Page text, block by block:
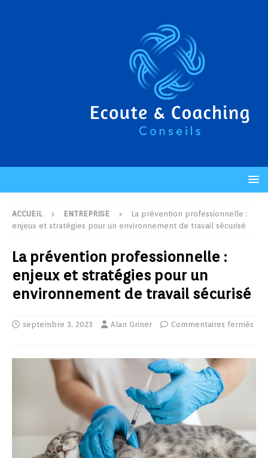
ACCUEIL ENTREPRISE
La prévention professionnelle :
enjeux et stratégies pour un environnement de travail sécurisé
La prévention professionnelle :
enjeux et stratégies pour un
environnement de travail sécurisé
septembre 3, 2023 Alan Griner Commentaires fermés